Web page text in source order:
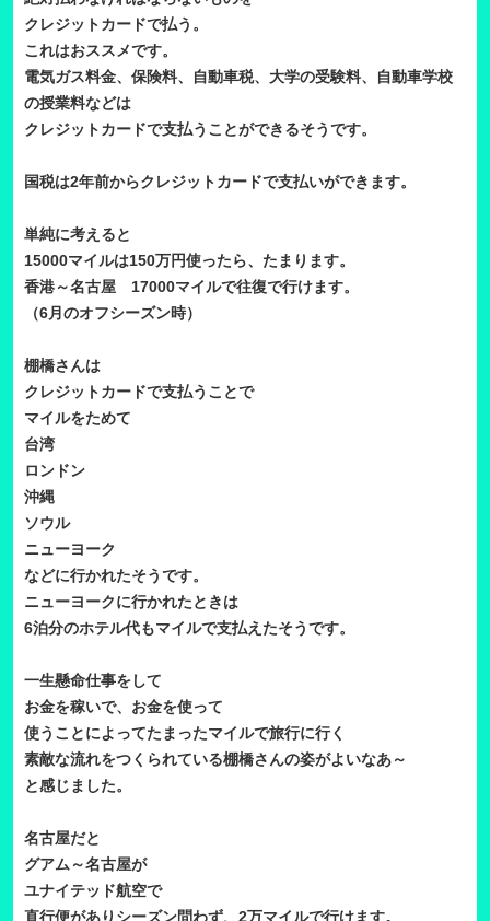
クレジットカードで払う。
これはおススメです。
電気ガス料金、保険料、自動車税、大学の受験料、自動車学校
の授業料などは
クレジットカードで支払うことができるそうです。
国税は2年前からクレジットカードで支払いができます。
単純に考えると
15000マイルは150万円使ったら、たまります。
香港～名古屋 17000マイルで往復で行けます。
（6月のオフシーズン時）
棚橋さんは
クレジットカードで支払うことで
マイルをためて
台湾
ロンドン
沖縄
ソウル
ニューヨーク
などに行かれたそうです。
ニューヨークに行かれたときは
6泊分のホテル代もマイルで支払えたそうです。
一生懸命仕事をして
お金を稼いで、お金を使って
使うことによってたまったマイルで旅行に行く
素敵な流れをつくられている棚橋さんの姿がよいなあ～
と感じました。
名古屋だと
グアム～名古屋が
ユナイテッド航空で
直行便がありシーズン問わず、2万マイルで行けます。